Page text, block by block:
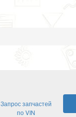
Запрос запчастей
по VIN